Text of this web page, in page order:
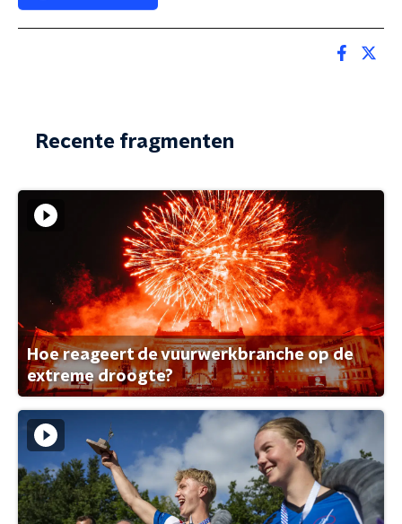
Recente fragmenten
Hoe reageert de vuurwerkbranche op de
extreme droogte?